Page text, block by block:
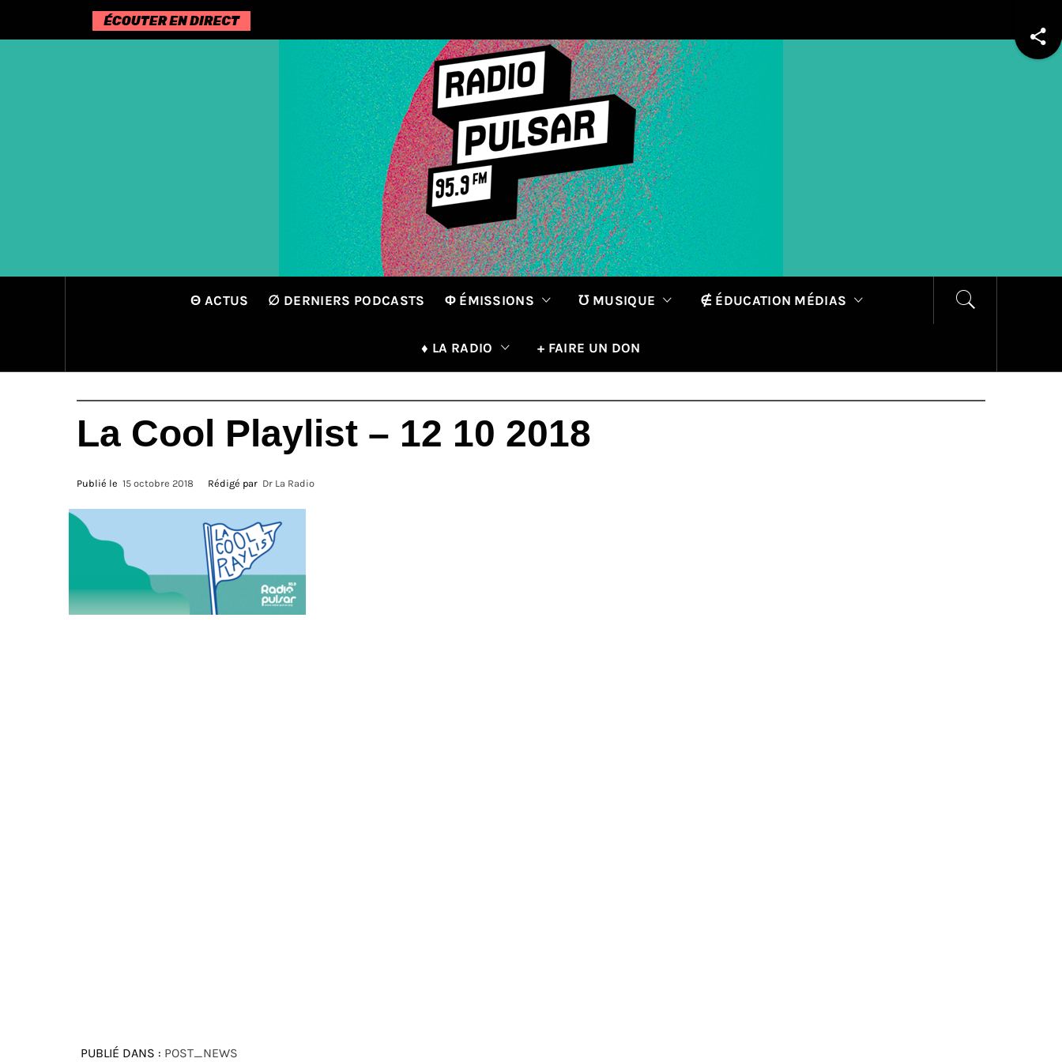
Θ ACTUS ∅ DERNIERS PODCASTS Φ ÉMISSIONS ℧ MUSIQUE ∉ ÉDUCATION MÉDIAS
♦ LA RADIO + FAIRE UN DON
La Cool Playlist – 12 10 2018
Publié le 15 octobre 2018 Rédigé par Dr La Radio
PUBLIÉ DANS : POST_NEWS